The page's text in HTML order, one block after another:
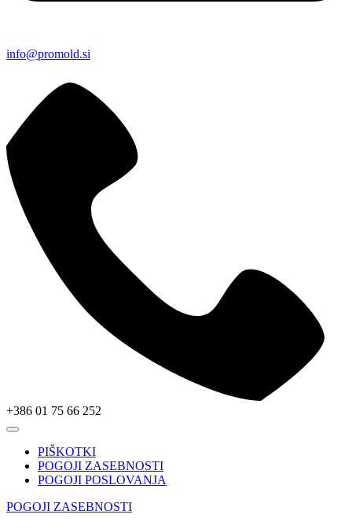
info@promold.si
+386 01 75 66 252
PIŠKOTKI
POGOJI ZASEBNOSTI
POGOJI POSLOVANJA
POGOJI ZASEBNOSTI